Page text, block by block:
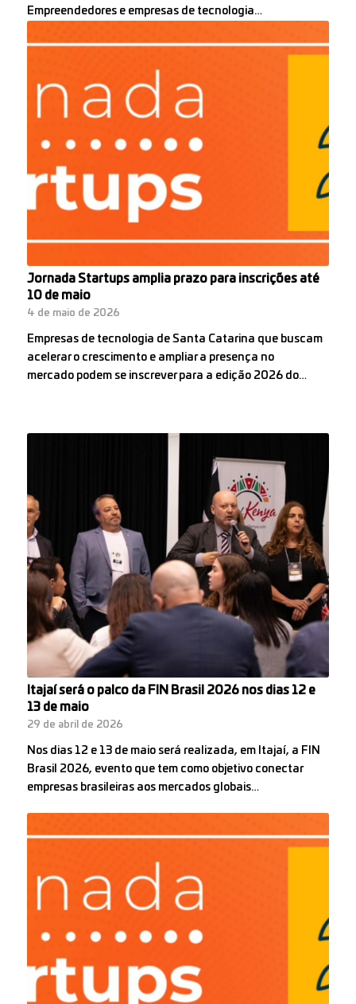
Empreendedores e empresas de tecnologia…
Jornada Startups amplia prazo para inscrições até
10 de maio
4 de maio de 2026
Empresas de tecnologia de Santa Catarina que buscam
acelerar o crescimento e ampliar a presença no
mercado podem se inscrever para a edição 2026 do…
Itajaí será o palco da FIN Brasil 2026 nos dias 12 e
13 de maio
29 de abril de 2026
Nos dias 12 e 13 de maio será realizada, em Itajaí, a FIN
Brasil 2026, evento que tem como objetivo conectar
empresas brasileiras aos mercados globais…